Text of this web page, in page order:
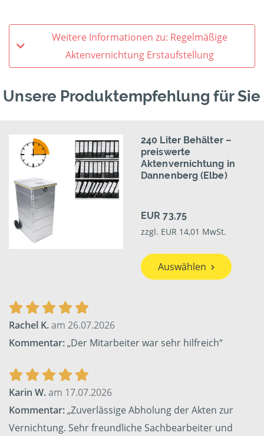
Weitere Informationen zu: Regelmäßige
Aktenvernichtung Erstaufstellung
Unsere Produktempfehlung für Sie
240 Liter Behälter –
preiswerte
Aktenvernichtung in
Dannenberg (Elbe)
EUR 73,75
zzgl. EUR 14,01 MwSt.
Auswählen
Rachel K.am 26.07.2026
Kommentar:„Der Mitarbeiter war sehr hilfreich“
Karin W.am 17.07.2026
Kommentar:„Zuverlässige Abholung der Akten zur
Vernichtung. Sehr freundliche Sachbearbeiter und